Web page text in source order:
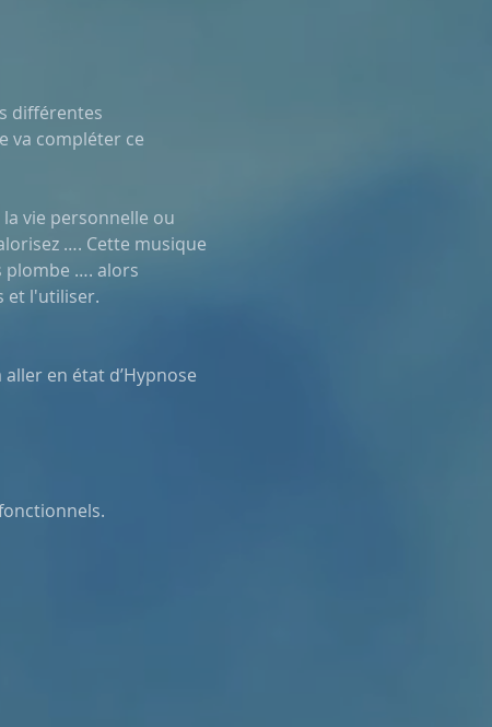
différentes
va compléter ce
vie personnelle ou
…. Cette musique
plombe …. alors
et l'utiliser.
en état d’Hypnose